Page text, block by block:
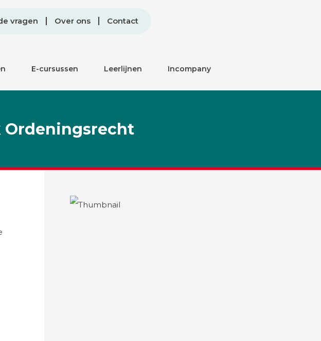
vragen Over ons Contact
E-cursussen Leerlijnen Incompany
Ordeningsrecht